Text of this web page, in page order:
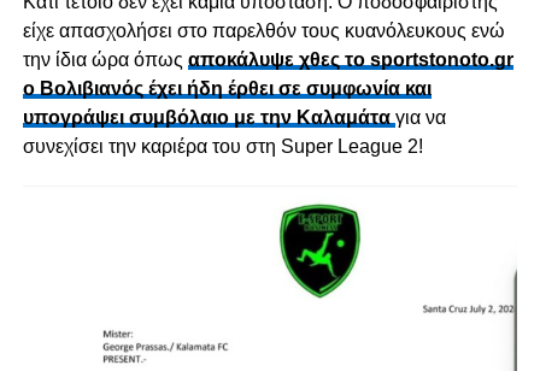
είχε απασχολήσει στο παρελθόν τους κυανόλευκους ενώ
την ίδια ώρα όπως αποκάλυψε χθες το sportstonoto.gr
o Βολιβιανός έχει ήδη έρθει σε συμφωνία και
υπογράψει συμβόλαιο με την Καλαμάτα για να
συνεχίσει την καριέρα του στη Super League 2!